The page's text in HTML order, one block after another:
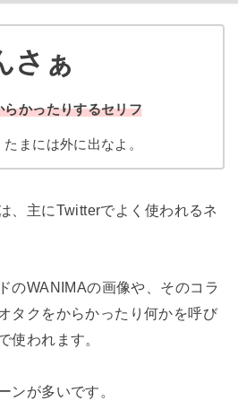
さぁ
かったりするセリフ
たまには外に出なよ。
、主にTwitterでよく使われるネ
のWANIMAの画像や、そのコラ
タクをからかったり何かを呼び
使われます。
ンが多いです。